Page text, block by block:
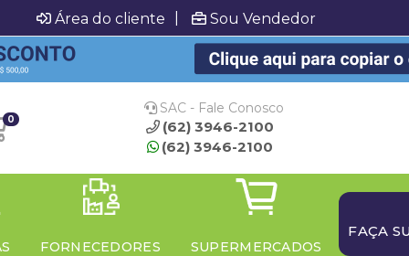
Área do cliente Sou Vendedor
0
SAC - Fale Conosco
(62) 3946-2100
(62) 3946-2100
FORNECEDORES SUPERMERCADOS
FAÇA